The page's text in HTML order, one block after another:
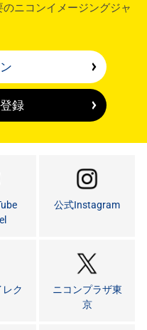
ニコンイメージングジャ
録
公式Instagram
ク
ニコンプラザ東
京